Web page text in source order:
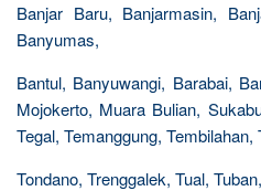
Banjar Baru, Banjarmasin,
Banyumas,
Bantul, Banyuwangi, Barabai,
Mojokerto, Muara Bulian,
Tegal, Temanggung, Tembilahan,
Tondano, Trenggalek, Tual,